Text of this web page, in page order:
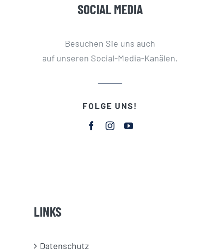
SOCIAL MEDIA
Besuchen Sie uns auch
auf unseren Social-Media-Kanälen.
FOLGE UNS!
LINKS
Datenschutz